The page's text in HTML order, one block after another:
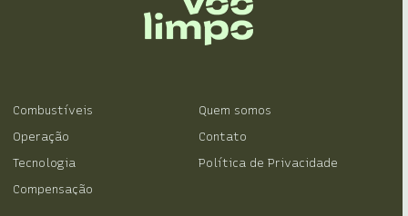
Combustíveis
Operação
Tecnologia
Compensação
Quem somos
Contato
Política de Privacidade